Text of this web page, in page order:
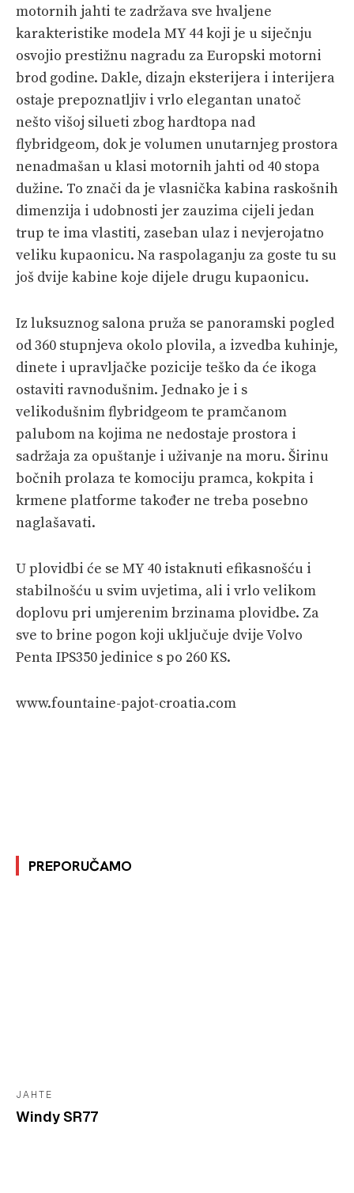
motornih jahti te zadržava sve hvaljene
karakteristike modela MY 44 koji je u siječnju
osvojio prestižnu nagradu za Europski motorni
brod godine. Dakle, dizajn eksterijera i interijera
ostaje prepoznatljiv i vrlo elegantan unatoč
nešto višoj silueti zbog hardtopa nad
flybridgeom, dok je volumen unutarnjeg prostora
nenadmašan u klasi motornih jahti od 40 stopa
dužine. To znači da je vlasnička kabina raskošnih
dimenzija i udobnosti jer zauzima cijeli jedan
trup te ima vlastiti, zaseban ulaz i nevjerojatno
veliku kupaonicu. Na raspolaganju za goste tu su
još dvije kabine koje dijele drugu kupaonicu.
Iz luksuznog salona pruža se panoramski pogled
od 360 stupnjeva okolo plovila, a izvedba kuhinje,
dinete i upravljačke pozicije teško da će ikoga
ostaviti ravnodušnim. Jednako je i s
velikodušnim flybridgeom te pramčanom
palubom na kojima ne nedostaje prostora i
sadržaja za opuštanje i uživanje na moru. Širinu
bočnih prolaza te komociju pramca, kokpita i
krmene platforme također ne treba posebno
naglašavati.
U plovidbi će se MY 40 istaknuti efikasnošću i
stabilnošću u svim uvjetima, ali i vrlo velikom
doplovu pri umjerenim brzinama plovidbe. Za
sve to brine pogon koji uključuje dvije Volvo
Penta IPS350 jedinice s po 260 KS.
www.fountaine-pajot-croatia.com
PREPORUČAMO
JAHTE
Windy SR77